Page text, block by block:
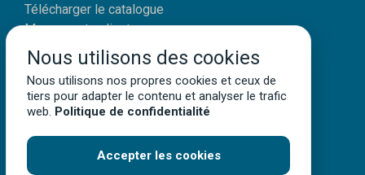
Télécharger le catalogue
Mon compte client
Mentions légales
Politique de confidentialité
Conditions générales de vente
• Tous droits réservés
Nous utilisons des cookies
Nous utilisons nos propres cookies et ceux de
tiers pour adapter le contenu et analyser le trafic
web. Politique de confidentialité
Accepter les cookies